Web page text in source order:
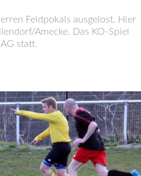
Feldpokals ausgelost. Hier
Amecke. Das KO-Spiel
statt.